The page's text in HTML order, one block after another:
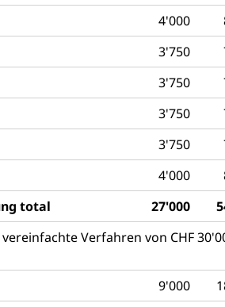
4'000
3'750
3'750
3'750
3'750
4'000
total
27'000
Verfahren von CHF
9'000